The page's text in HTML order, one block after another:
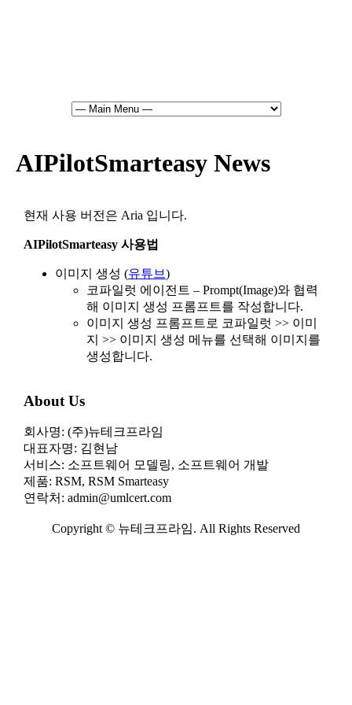
AIPilotSmarteasy News
현재 사용 버전은 Aria 입니다.
AIPilotSmarteasy 사용법
이미지 생성 (유튜브)
코파일럿 에이전트 – Prompt(Image)와 협력
해 이미지 생성 프롬프트를 작성합니다.
이미지 생성 프롬프트로 코파일럿 >> 이미
지 >> 이미지 생성 메뉴를 선택해 이미지를
생성합니다.
About Us
회사명: (주)뉴테크프라임
대표자명: 김현남
서비스: 소프트웨어 모델링, 소프트웨어 개발
제품: RSM, RSM Smarteasy
연락처: admin@umlcert.com
Copyright © 뉴테크프라임. All Rights Reserved